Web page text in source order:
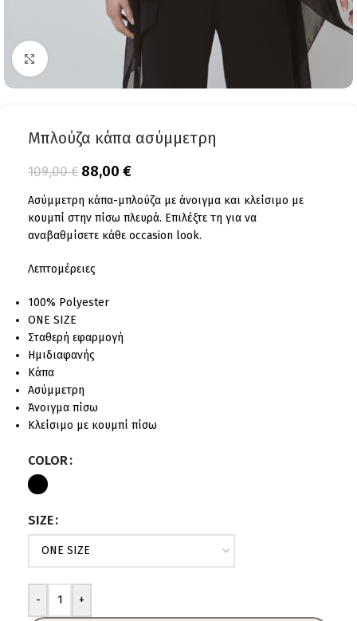
Click to enlarge
Μπλούζα κάπα ασύμμετρη
109,00€ 88,00 €
Ασύμμετρη κάπα-μπλούζα με άνοιγμα και κλείσιμο με
κουμπί στην πίσω πλευρά. Επιλέξτε τη για να
αναβαθμίσετε κάθε occasion look.
Λεπτομέρειες
100% Polyester
ONE SIZE
Σταθερή εφαρμογή
Ημιδιαφανής
Κάπα
Ασύμμετρη
Άνοιγμα πίσω
Κλείσιμο με κουμπί πίσω
COLOR
SIZE
- +